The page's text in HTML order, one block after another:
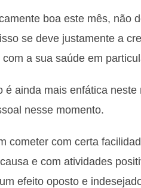
boa este mês, não
se deve justamente a
a sua saúde em
é ainda mais enfática
nesse momento.
cometer com certa
e com atividades
efeito oposto e